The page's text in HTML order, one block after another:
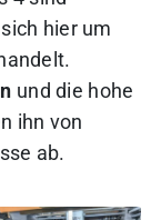
hier um
und die hohe
ihn von
ab.